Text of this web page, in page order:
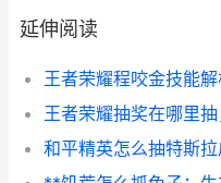
延伸阅读